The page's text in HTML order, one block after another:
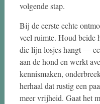
volgende stap.
Bij de eerste echte
veel ruimte. Houd beide
die lijn losjes hangt —
aan de hond en werkt
kennismaken,
herhaal dat rustig een
meer vrijheid. Gaat het